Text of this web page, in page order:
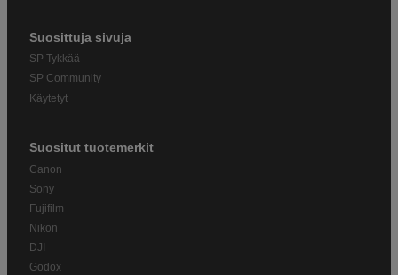
Suosittuja sivuja
SP Tykkää
SP Community
Käytetyt
Suositut tuotemerkit
Canon
Sony
Fujifilm
Nikon
DJI
Godox